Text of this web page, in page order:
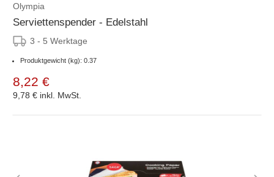
Olympia
Serviettenspender - Edelstahl
3 - 5 Werktage
Produktgewicht (kg): 0.37
8,22 €
9,78 € inkl. MwSt.